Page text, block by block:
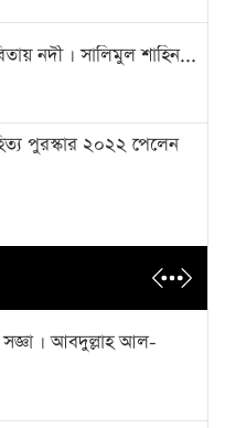
নদী । সালিমুল শাহিন...
পুরস্কার ২০২২ পেলেন
সজ্ঞা । আবদুল্লাহ আল-